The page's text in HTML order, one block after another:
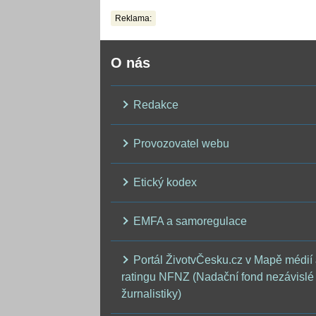
Reklama:
O nás
Redakce
Provozovatel webu
Etický kodex
EMFA a samoregulace
Portál ŽivotvČesku.cz v Mapě médií
ratingu NFNZ (Nadační fond nezávislé
žurnalistiky)